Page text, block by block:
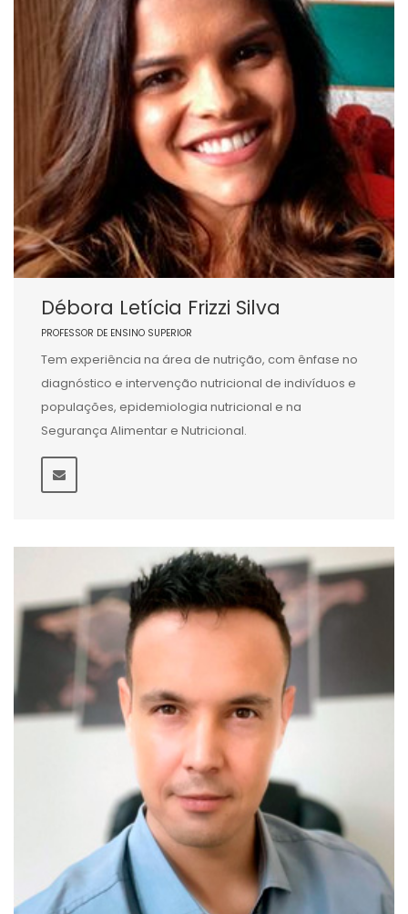
Débora Letícia Frizzi Silva
PROFESSOR DE ENSINO SUPERIOR
Tem experiência na área de nutrição, com ênfase no
diagnóstico e intervenção nutricional de indivíduos e
populações, epidemiologia nutricional e na
Segurança Alimentar e Nutricional.